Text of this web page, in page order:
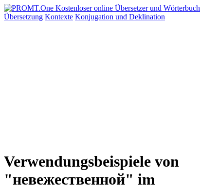
Übersetzung Kontexte Konjugation und Deklination
Verwendungsbeispiele von
"невежественной" im